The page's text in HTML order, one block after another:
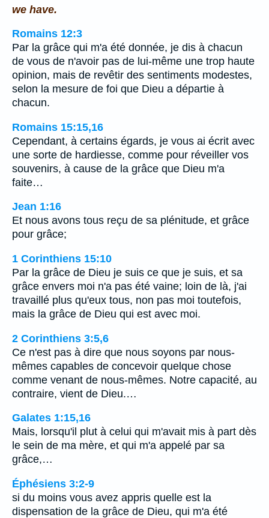
we have.
Romains 12:3
Par la grâce qui m'a été donnée, je dis à chacun
de vous de n'avoir pas de lui-même une trop haute
opinion, mais de revêtir des sentiments modestes,
selon la mesure de foi que Dieu a départie à
chacun.
Romains 15:15,16
Cependant, à certains égards, je vous ai écrit avec
une sorte de hardiesse, comme pour réveiller vos
souvenirs, à cause de la grâce que Dieu m'a
faite…
Jean 1:16
Et nous avons tous reçu de sa plénitude, et grâce
pour grâce;
1 Corinthiens 15:10
Par la grâce de Dieu je suis ce que je suis, et sa
grâce envers moi n'a pas été vaine; loin de là, j'ai
travaillé plus qu'eux tous, non pas moi toutefois,
mais la grâce de Dieu qui est avec moi.
2 Corinthiens 3:5,6
Ce n'est pas à dire que nous soyons par nous-
mêmes capables de concevoir quelque chose
comme venant de nous-mêmes. Notre capacité, au
contraire, vient de Dieu.…
Galates 1:15,16
Mais, lorsqu'il plut à celui qui m'avait mis à part dès
le sein de ma mère, et qui m'a appelé par sa
grâce,…
Éphésiens 3:2-9
si du moins vous avez appris quelle est la
dispensation de la grâce de Dieu, qui m'a été